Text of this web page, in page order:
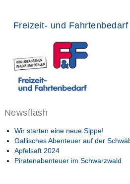
Freizeit- und Fahrtenbedarf
Newsflash
Wir starten eine neue Sippe!
Gallisches Abenteuer auf der
Apfelsaft 2024
Piratenabenteuer im Schwarzwald